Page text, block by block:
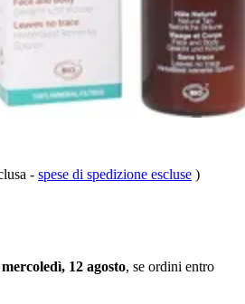
- spese di spedizione escluse )
12 agosto, se ordini entro